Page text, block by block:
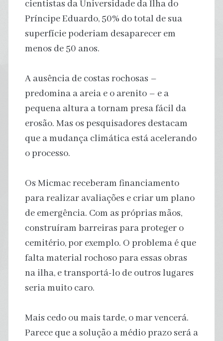
cientistas da Universidade da Ilha do
Príncipe Eduardo, 50% do total de sua
superfície poderiam desaparecer em
menos de 50 anos.
A ausência de costas rochosas –
predomina a areia e o arenito – e a
pequena altura a tornam presa fácil da
erosão. Mas os pesquisadores destacam
que a mudança climática está acelerando
o processo.
Os Micmac receberam financiamento
para realizar avaliações e criar um plano
de emergência. Com as próprias mãos,
construíram barreiras para proteger o
cemitério, por exemplo. O problema é que
falta material rochoso para essas obras
na ilha, e transportá-lo de outros lugares
seria muito caro.
Mais cedo ou mais tarde, o mar vencerá.
Parece que a solução a médio prazo será a